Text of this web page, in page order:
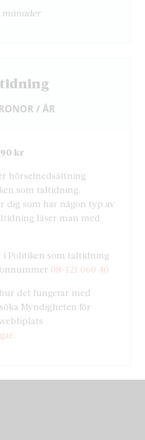
månader
/ ÅR
kr
hörselnedsättning
som taltidning.
dig som har någon typ av
läser man med
Politiken som taltidning
08-121 060 40
det fungerar med
Myndigheten för
.